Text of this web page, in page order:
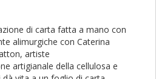
di carta fatta a mano con
alimurgiche con Caterina
artiste
artigianale della cellulosa e